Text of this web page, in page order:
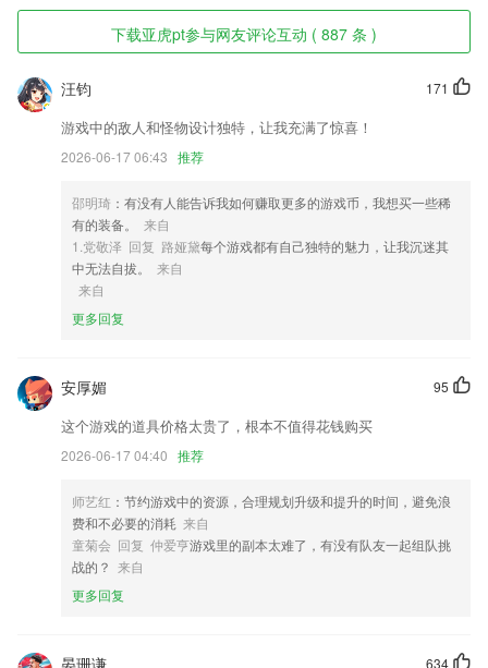
亚虎pt软件特色
1,打造真正一体化的微信私域营销闭环，提供前所未有的营销体验。
2,目标房源,一键关注;
3,记录完整的计算过程方便查找，还可以插入备注实现记账功能。
4,丰富的新建任务选择列表，新建任务页面设置了项目选择、看板选择以
5,项目奖审核；
6,即可实现信息共享,清楚看到产品资源和项目
亚虎pt软件优势
1.您自己也可以录制震撼人心的朗读作品，轻松的收获更多粉丝
等“四个人美”为发展战略。
3.诗词内容全面。搜索目录，用户可快速定位查找到喜欢的诗词。
4.可以为想要参加驾考的用户提供很不错的复习平台，只需要在手机上面
就可以轻松完成学习；
5.兴趣：激励式教学，促进学习能力以及学习效果
6.实现真正意义上的因材施教，为学生提供稳定、可靠、全方位、性能良
好的软硬件整体解决方案。
亚虎pt更新了什么?
新增144个数原基模型
下载亚虎pt参与网友评论互动 ( 887 条 )
171
汪钧
游戏中的敌人和怪物设计独特，让我充满了惊喜！
2026-06-17 06:43 推荐
邵明琦 ：有没有人能告诉我如何赚取更多的游戏币，我想买一些稀
有的装备。
来自
1.党敬泽 回复 路娅黛每个游戏都有自己独特的魅力，让我沉迷其
中无法自拔。
来自
来自
更多回复
95
安厚媚
这个游戏的道具价格太贵了，根本不值得花钱购买
2026-06-17 04:40 推荐
师艺红 ：节约游戏中的资源，合理规划升级和提升的时间，避免浪
费和不必要的消耗 来自
童菊会 回复 仲爱亨游戏里的副本太难了，有没有队友一起组队挑
战的？ 来自
更多回复
634
晏珊谦